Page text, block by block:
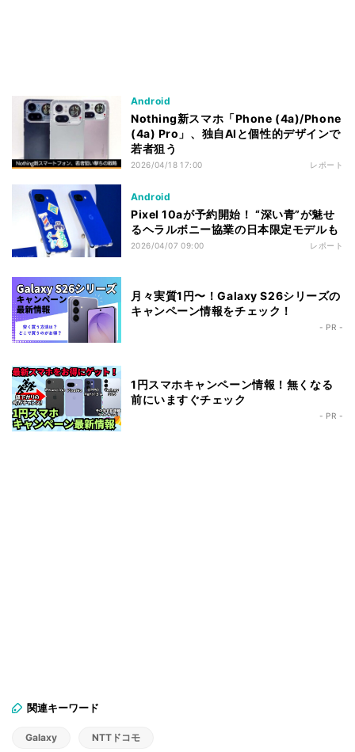
Android
Nothing新スマホ「Phone (4a)/Phone
(4a) Pro」、独自AIと個性的デザインで
若者狙う
2026/04/18 17:00 レポート
Android
Pixel 10aが予約開始！ “深い青”が魅せ
るヘラルボニー協業の日本限定モデルも
2026/04/07 09:00 レポート
月々実質1円〜！Galaxy S26シリーズの
キャンペーン情報をチェック！
- PR -
1円スマホキャンペーン情報！無くなる
前にいますぐチェック
- PR -
関連キーワード
Galaxy NTTドコモ